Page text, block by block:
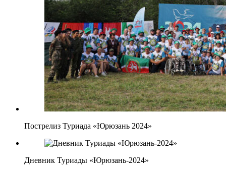
Пострелиз Туриада «Юрюзань 2024»
Дневник Туриады «Юрюзань-2024»